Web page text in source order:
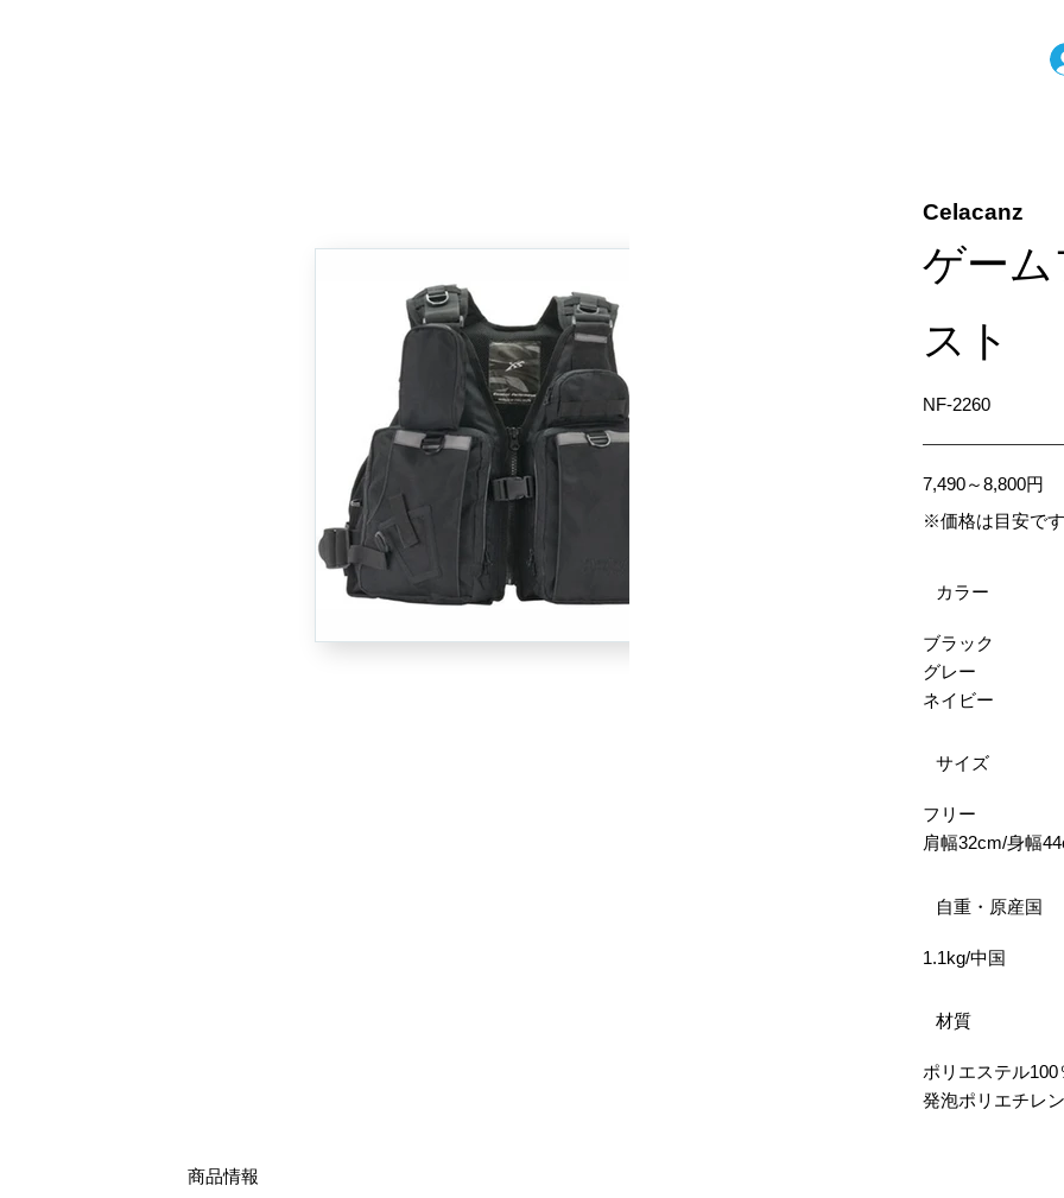
Celacanz
ゲー
スト
NF-2260
7,490～8,800円
※価格は目安です
カラー
ブラック
グレー
ネイビー
サイズ
フリー
肩幅32cm/身幅
自重・原産国
1.1kg/中国
材質
ポリエステル100
発泡ポリエチレン
商品情報